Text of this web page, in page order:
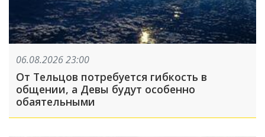
06.08.2026 23:00
От Тельцов потребуется гибкость в
общении, а Девы будут особенно
обаятельными